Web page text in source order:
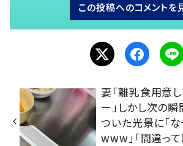
この投稿へのコメントを
妻「離乳食用意し
ー」しかし次の
ついた光景に「
www」「間違っ